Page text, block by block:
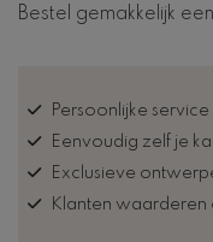
Bestel gemakkelijk
Persoonlijke
Eenvoudig zelf je
Exclusieve
Klanten waarderen